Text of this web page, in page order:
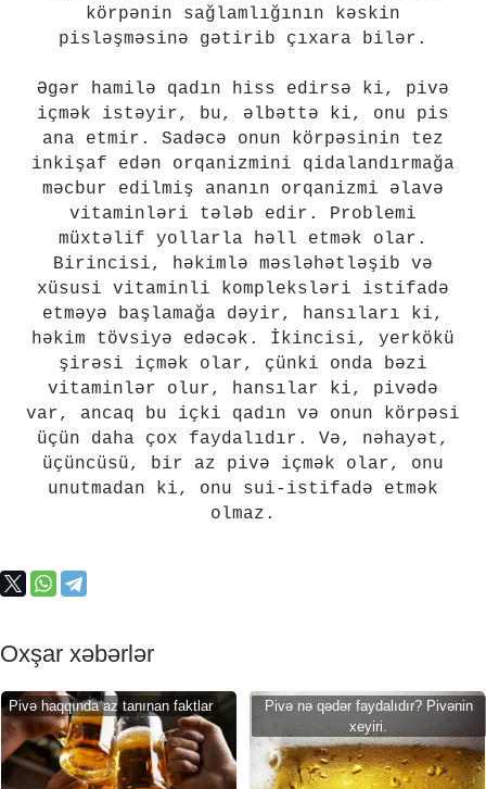
körpənin sağlamlığının kəskin
pisləşməsinə gətirib çıxara bilər.
Əgər hamilə qadın hiss edirsə ki, pivə
içmək istəyir, bu, əlbəttə ki, onu pis
ana etmir. Sadəcə onun körpəsinin tez
inkişaf edən orqanizmini qidalandırmağa
məcbur edilmiş ananın orqanizmi əlavə
vitaminləri tələb edir. Problemi
müxtəlif yollarla həll etmək olar.
Birincisi, həkimlə məsləhətləşib və
xüsusi vitaminli kompleksləri istifadə
etməyə başlamağa dəyir, hansıları ki,
həkim tövsiyə edəcək. İkincisi, yerkökü
şirəsi içmək olar, çünki onda bəzi
vitaminlər olur, hansılar ki, pivədə
var, ancaq bu içki qadın və onun körpəsi
üçün daha çox faydalıdır. Və, nəhayət,
üçüncüsü, bir az pivə içmək olar, onu
unutmadan ki, onu sui-istifadə etmək
olmaz.
Oxşar xəbərlər
Pivə haqqında az tanınan faktlar
Pivə nə qədər faydalıdır? Pivənin
xeyiri.